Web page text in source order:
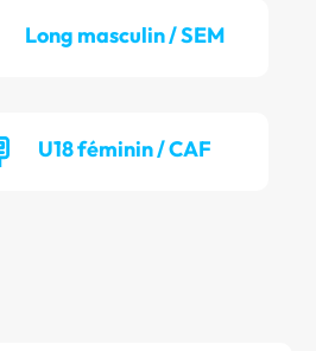
Long masculin / SEM
U18 féminin / CAF